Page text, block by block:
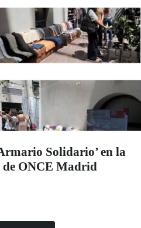
Solidario’ en la
ONCE Madrid